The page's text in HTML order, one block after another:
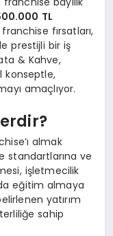
TL
fırsatları,
prestijli bir iş
& Kahve,
konseptle,
amaçlıyor.
almak
standartlarına ve
işletmecilik
eğitim almaya
yatırım
sahip